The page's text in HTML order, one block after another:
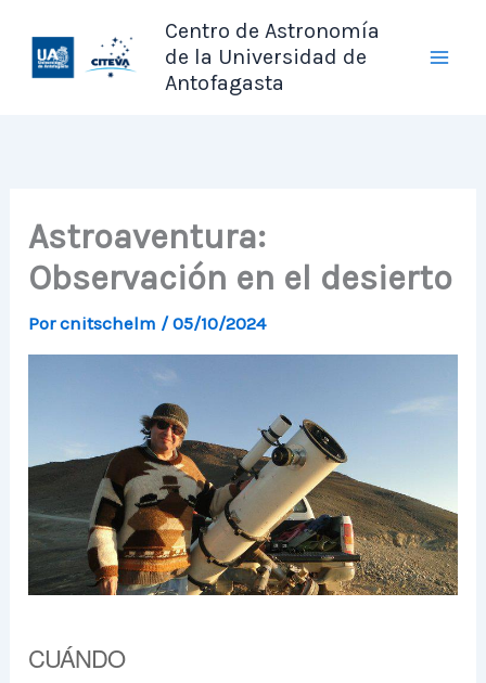
contenido
Centro de Astronomía
de la Universidad de
Antofagasta
Astroaventura:
Observación en el desierto
Porcnitschelm /05/10/2024
CUÁNDO